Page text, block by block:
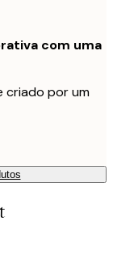
com uma
criado por um